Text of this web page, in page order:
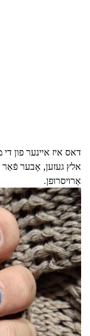
דאס איז איינער פון
אלץ געזען, אָבער פֿאַר
אַרויסרופן.